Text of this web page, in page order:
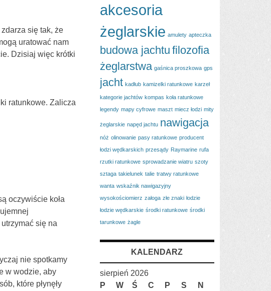
się tak, że
uratować nam
Dzisiaj więc krótki
ratunkowe. Zalicza
oczywiście koła
się na
nie spotkamy
w wodzie, aby
które płynęły
akcesoria
żeglarskie amulety apteczka
budowa jachtu filozofia
żeglarstwa gaśnica proszkowa gps
jacht kadłub kamizelki ratunkowe karzeł
kategorie jachtów kompas koła ratunkowe
legendy mapy cyfrowe maszt miecz łodzi mity
żeglarskie napęd jachtu nawigacja
nóż olinowanie pasy ratunkowe producent
łodzi wędkarskich przesądy Raymarine rufa
rzutki ratunkowe sprowadzanie wiatru szoty
sztaga takielunek talie tratwy ratunkowe
wanta wskaźnik nawigazyjny
wysokościomierz załoga złe znaki łodzie
łodzie wędkarskie środki ratunkowe środki
tarunkowe żagle
KALENDARZ
sierpień 2026
P
W Ś C P S
N